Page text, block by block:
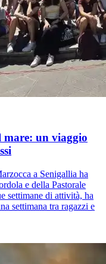
mare: un viaggio
a Senigallia ha
e della Pastorale
settimane di attività, ha
settimana tra ragazzi e